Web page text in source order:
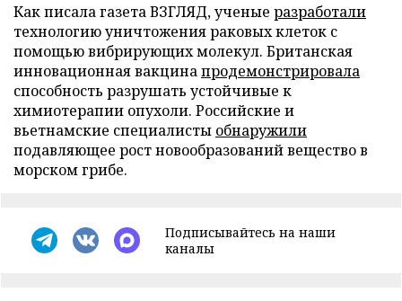
Как писала газета ВЗГЛЯД, ученые разработали
технологию уничтожения раковых клеток с
помощью вибрирующих молекул. Британская
инновационная вакцинапродемонстрировала
способность разрушать устойчивые к
химиотерапии опухоли. Российские и
вьетнамские специалисты обнаружили
подавляющее рост новообразований вещество в
морском грибе.
Подписывайтесь на наши
каналы